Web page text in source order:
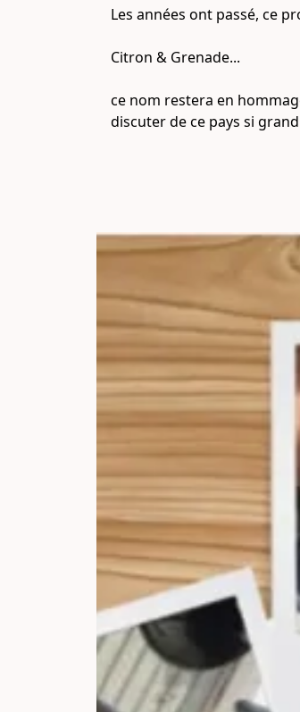
Les années ont passé, ce
Citron & Grenade...
ce nom restera en
discuter de ce pays si